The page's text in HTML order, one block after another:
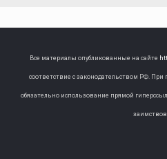
Все материалы опубликованные на сайте
соответствие с законодательством РФ.
обязательно использование прямой